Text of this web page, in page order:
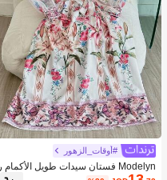
#أوقات_الزهور
Modelyn فستان سيدات طويل الأكمام ر
قبة على شكل حرف V بطبعة زهور ولوح